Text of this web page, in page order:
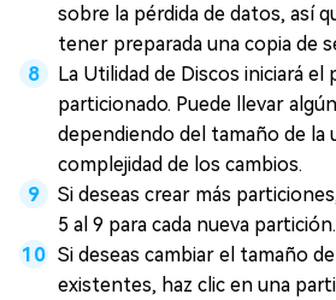
sobre la pérdida de datos, así
tener preparada una copia de
La Utilidad de Discos iniciará el
particionado. Puede llevar
dependiendo del tamaño de la
complejidad de los cambios.
Si deseas crear más
5 al 9 para cada nueva partición.
Si deseas cambiar el tamaño
existentes, haz clic en una